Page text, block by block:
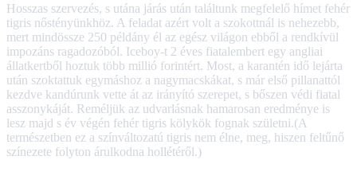
Hosszas szervezés, s utána járás után találtunk megfelelő hímet fehér
tigris nőstényünkhöz. A feladat azért volt a szokottnál is nehezebb,
mert mindössze 250 példány él az egész világon ebből a rendkívül
impozáns ragadozóból. Iceboy-t 2 éves fiatalembert egy angliai
állatkertből hoztuk több millió forintért. Most, a karantén idő lejárta
után szoktattuk egymáshoz a nagymacskákat, s már első pillanattól
kezdve kandúrunk vette át az irányító szerepet, s bőszen védi fiatal
asszonykáját. Reméljük az udvarlásnak hamarosan eredménye is
lesz majd s év végén fehér tigris kölykök fognak születni.(A
természetben ez a színváltozatú tigris nem élne, meg, hiszen feltűnő
színezete folyton árulkodna hollétéről.)